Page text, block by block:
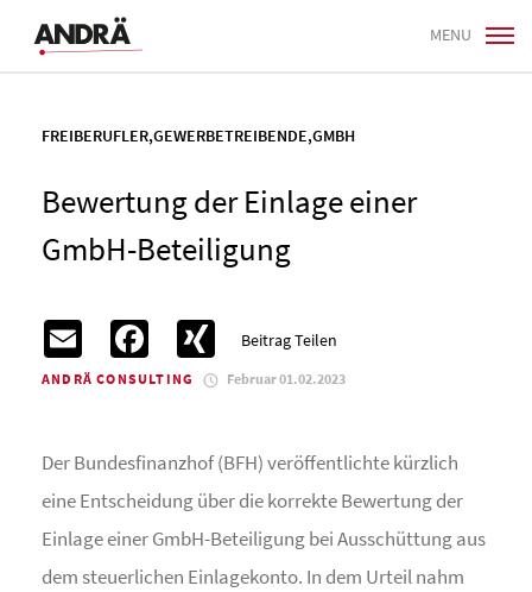
MENU
FREIBERUFLER,GEWERBETREIBENDE,GMBH
Bewertung der Einlage einer
GmbH-Beteiligung
Beitrag Teilen
Email Facebook XING
ANDRÄ CONSULTING Februar 01.02.2023
Der Bundesfinanzhof (BFH) veröffentlichte kürzlich
eine Entscheidung über die korrekte Bewertung der
Einlage einer GmbH-Beteiligung bei Ausschüttung aus
dem steuerlichen Einlagekonto. In dem Urteil nahm